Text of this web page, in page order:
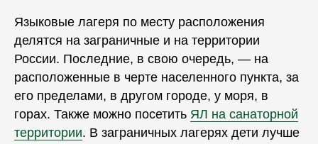
Языковые лагеря по месту расположения
делятся на заграничные и на территории
России. Последние, в свою очередь, — на
расположенные в черте населенного пункта, за
его пределами, в другом городе, у моря, в
горах. Также можно посетить ЯЛ на санаторной
территории. В заграничных лагерях дети лучше